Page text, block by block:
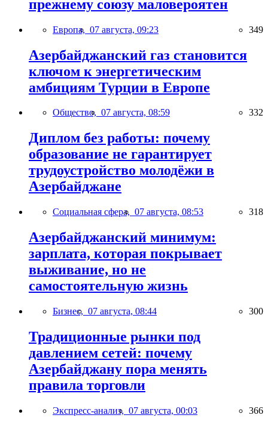
прежнему союзу маловероятен
Европа, 07 августа, 09:23 349
Азербайджанский газ становится
ключом к энергетическим
амбициям Турции в Европе
Общество, 07 августа, 08:59 332
Диплом без работы: почему
образование не гарантирует
трудоустройство молодёжи в
Азербайджане
Социальная сфера, 07 августа, 08:53 318
Азербайджанский минимум:
зарплата, которая покрывает
выживание, но не
самостоятельную жизнь
Бизнес, 07 августа, 08:44 300
Традиционные рынки под
давлением сетей: почему
Азербайджану пора менять
правила торговли
Экспресс-анализ, 07 августа, 00:03 366